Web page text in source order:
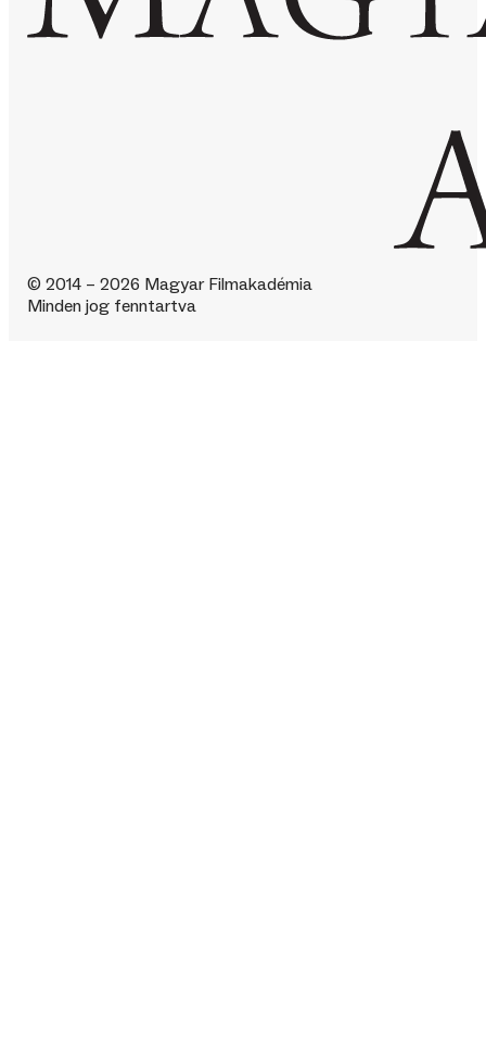
© 2014 – 2026 Magyar Filmakadémia
Minden jog fenntartva